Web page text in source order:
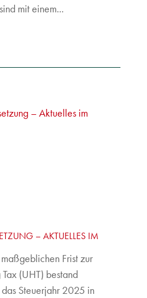
mit einem...
– AKTUELLES IM
Frist zur
(UHT) bestand
Steuerjahr 2025 in